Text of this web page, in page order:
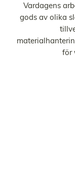
Vardagens
gods av olika
för